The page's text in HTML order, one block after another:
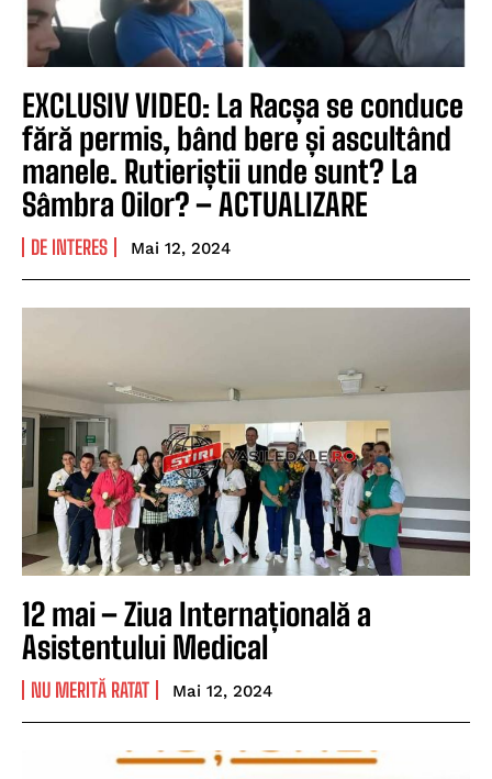
EXCLUSIV VIDEO: La Racșa se conduce
fără permis, bând bere și ascultând
manele. Rutieriștii unde sunt? La
Sâmbra Oilor? – ACTUALIZARE
DE INTERES Mai 12, 2024
12 mai – Ziua Internațională a
Asistentului Medical
NU MERITĂ RATAT Mai 12, 2024